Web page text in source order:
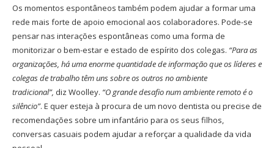
Os momentos espontâneos também podem ajudar a formar uma
rede mais forte de apoio emocional aos colaboradores. Pode-se
pensar nas interações espontâneas como uma forma de
monitorizar o bem-estar e estado de espírito dos colegas. “Para as
organizações, há uma enorme quantidade de informação que os líderes e
colegas de trabalho têm uns sobre os outros no ambiente
tradicional”, diz Woolley. “O grande desafio num ambiente remoto é o
silêncio”. E quer esteja à procura de um novo dentista ou precise de
recomendações sobre um infantário para os seus filhos,
conversas casuais podem ajudar a reforçar a qualidade da vida